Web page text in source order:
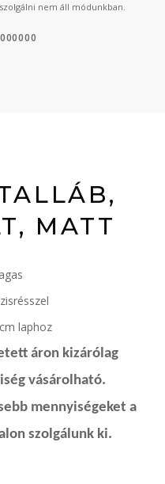
nem áll módunkban.
MATT
laphoz
áron kizárólag
vásárolható.
mennyiségeket a
szolgálunk ki.